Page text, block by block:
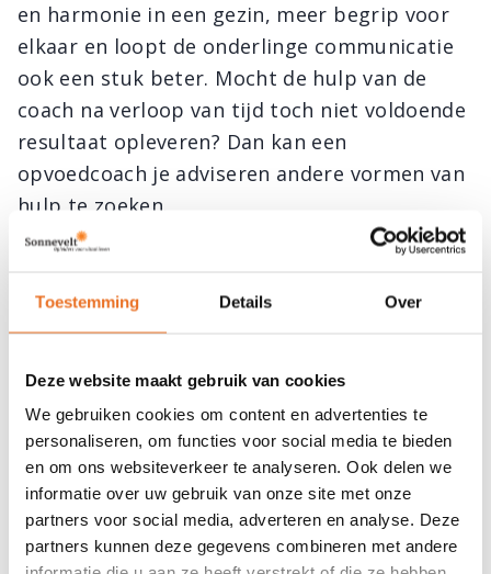
Toestemming Details Over
Deze website maakt gebruik van cookies
We gebruiken cookies om content en advertenties te
personaliseren, om functies voor social media te bieden
en om ons websiteverkeer te analyseren. Ook delen we
informatie over uw gebruik van onze site met onze
partners voor social media, adverteren en analyse. Deze
partners kunnen deze gegevens combineren met andere
en harmonie in een gezin, meer begrip voor
elkaar en loopt de onderlinge communicatie
ook een stuk beter. Mocht de hulp van de
coach na verloop van tijd toch niet voldoende
resultaat opleveren? Dan kan een
opvoedcoach je adviseren andere vormen van
hulp te zoeken.
Kortom: wens je als ouders graag wat extra
van alles hebt geprobeerd? Ben je op zoek
naar praktische adviezen? Heb je vragen over
de ontwikkeling en/of het gedrag van je kind?
Een opvoedcoach kan ouders en opvoeders
op allerlei manieren bijstaan. Net dat extra
steuntje in de rug geven om de harmonie